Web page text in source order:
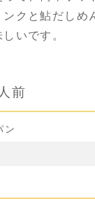
ンクと鮎だしめ
いです。
前
ン